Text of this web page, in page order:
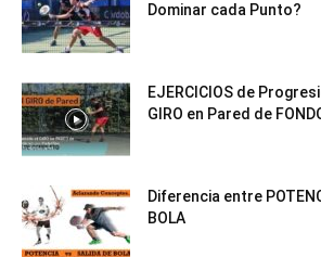
Dominar cada Punto?
EJERCICIOS de
GIRO en Pared de
Diferencia entre
BOLA